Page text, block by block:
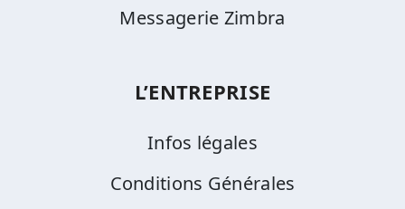
Messagerie Zimbra
L’ENTREPRISE
Infos légales
Conditions Générales